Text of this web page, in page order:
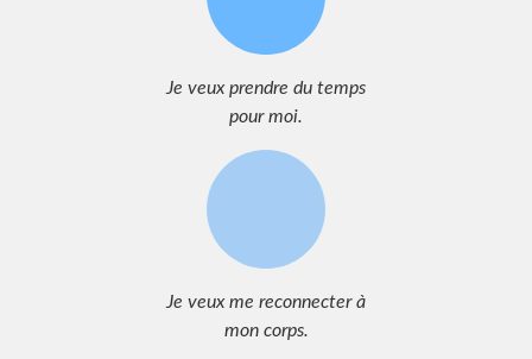
Je veux prendre du temps
pour moi.
Je veux me reconnecter à
mon corps.